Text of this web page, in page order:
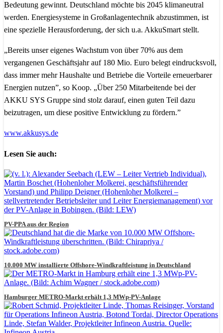
Bedeutung gewinnt. Deutschland möchte bis 2045 klimaneutral
werden. Energiesysteme in Großanlagentechnik abzustimmen, ist
eine spezielle Herausforderung, der sich u.a. AkkuSmart stellt.
„Bereits unser eigenes Wachstum von über 70% aus dem
vergangenen Geschäftsjahr auf 180 Mio. Euro belegt eindrucksvoll,
dass immer mehr Haushalte und Betriebe die Vorteile erneuerbarer
Energien nutzen”, so Koop. „Über 250 Mitarbeitende bei der
AKKU SYS Gruppe sind stolz darauf, einen guten Teil dazu
beizutragen, um diese positive Entwicklung zu fördern.”
www.akkusys.de
Lesen Sie auch:
PV-PPA aus der Region
10.000 MW installierte Offshore-Windkraftleistung in Deutschland
Hamburger METRO-Markt erhält 1,3 MWp-PV-Anlage